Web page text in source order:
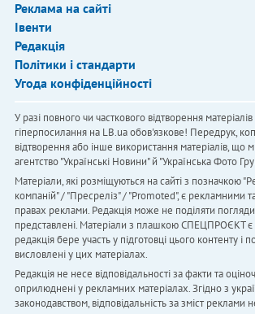
Реклама на сайті
Івенти
Редакція
Політики і стандарти
Угода конфіденційності
У разі повного чи часткового відтворення
гіперпосилання на LB.ua обов'язкове! Передрук,
відтворення або інше використання матеріалів, що
агентство "Українськi Новини" й "Українська Фото
Матеріали, які розміщуються на сайті з позначкою
компаній" / "Пресреліз" / "Promoted", є рекламними
правах реклами. Редакція може не поділяти
представлені. Матеріали з плашкою СПЕЦПРОЄКТ
редакція бере участь у підготовці цього контенту і
висловлені у цих матеріалах.
Редакція не несе відповідальності за факти та
оприлюднені у рекламних матеріалах. Згідно з
законодавством, відповідальність за зміст реклами